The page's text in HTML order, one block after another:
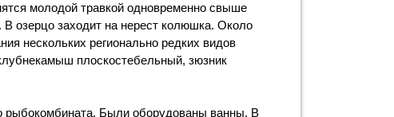
молодой травкой одновременно свыше
озерцо заходит на нерест колюшка. Около
нескольких регионально редких видов
плоскостебельный, зюзник
рыбокомбината. Были оборудованы ванны. В